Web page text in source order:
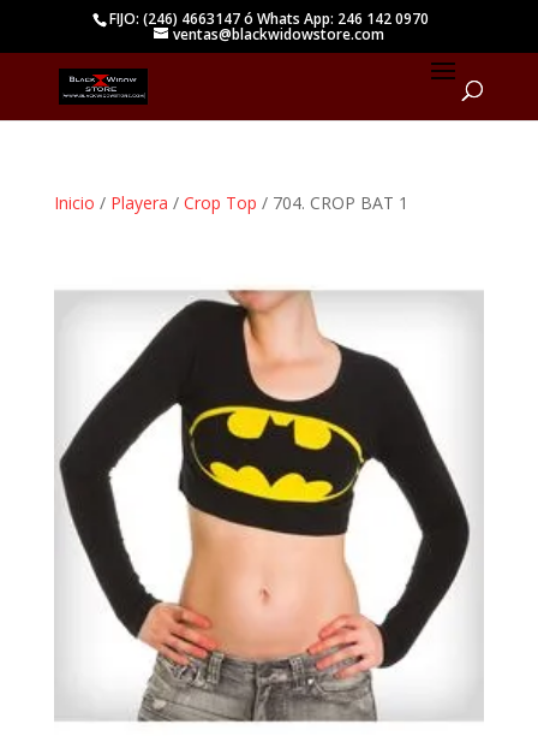
FIJO: (246) 4663147 ó Whats App: 246 142 0970
ventas@blackwidowstore.com
Inicio / Playera / Crop Top / 704. CROP BAT 1